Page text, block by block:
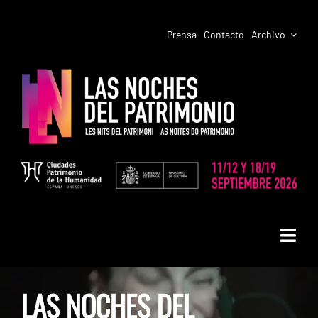
Prensa Contacto Archivo
LAS NOCHES DEL PATRIMONIO
PROGRAMACIÓN CIUDADES
LAS NOCHES DEL